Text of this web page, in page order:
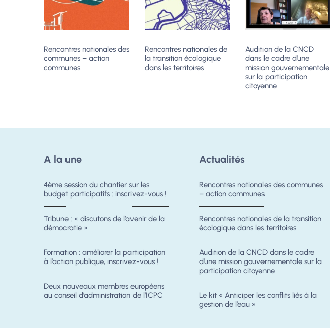
Rencontres nationales des
communes – action
communes
Rencontres nationales de
la transition écologique
dans les territoires
Audition de la CNCD
dans le cadre d’une
mission gouvernementale
sur la participation
citoyenne
A la une
4ème session du chantier sur les
budget participatifs : inscrivez-vous !
Tribune : « discutons de l’avenir de la
démocratie »
Formation : améliorer la participation
à l’action publique, inscrivez-vous !
Deux nouveaux membres européens
au conseil d’administration de l’ICPC
Actualités
Rencontres nationales des communes
– action communes
Rencontres nationales de la transition
écologique dans les territoires
Audition de la CNCD dans le cadre
d’une mission gouvernementale sur la
participation citoyenne
Le kit « Anticiper les conflits liés à la
gestion de l’eau »